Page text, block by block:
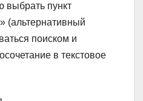
пункт
(альтернативный
поиском и
в текстовое